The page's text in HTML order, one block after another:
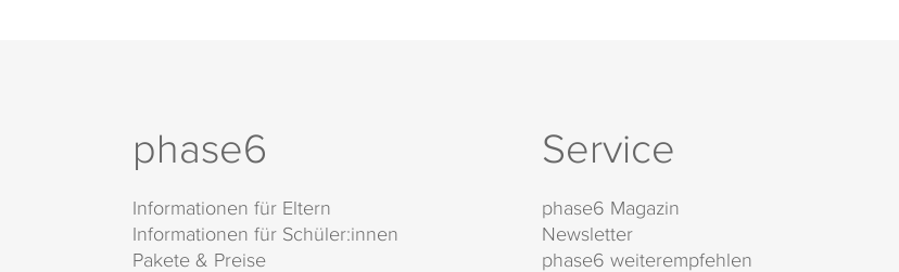
phase6
Informationen für Eltern
Informationen für Schüler:innen
Pakete & Preise
Service
phase6 Magazin
Newsletter
phase6 weiterempfehlen